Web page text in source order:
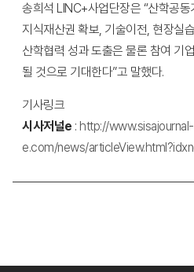
송희석 LINC+사업단장은 “산학공
지식재산권 확보, 기술이전, 현장실
산학협력 성과 도출은 물론 참여 기
될 것으로 기대한다”고 말했다.
기사링크
시사저널e : http://www.sisajournal-
e.com/news/